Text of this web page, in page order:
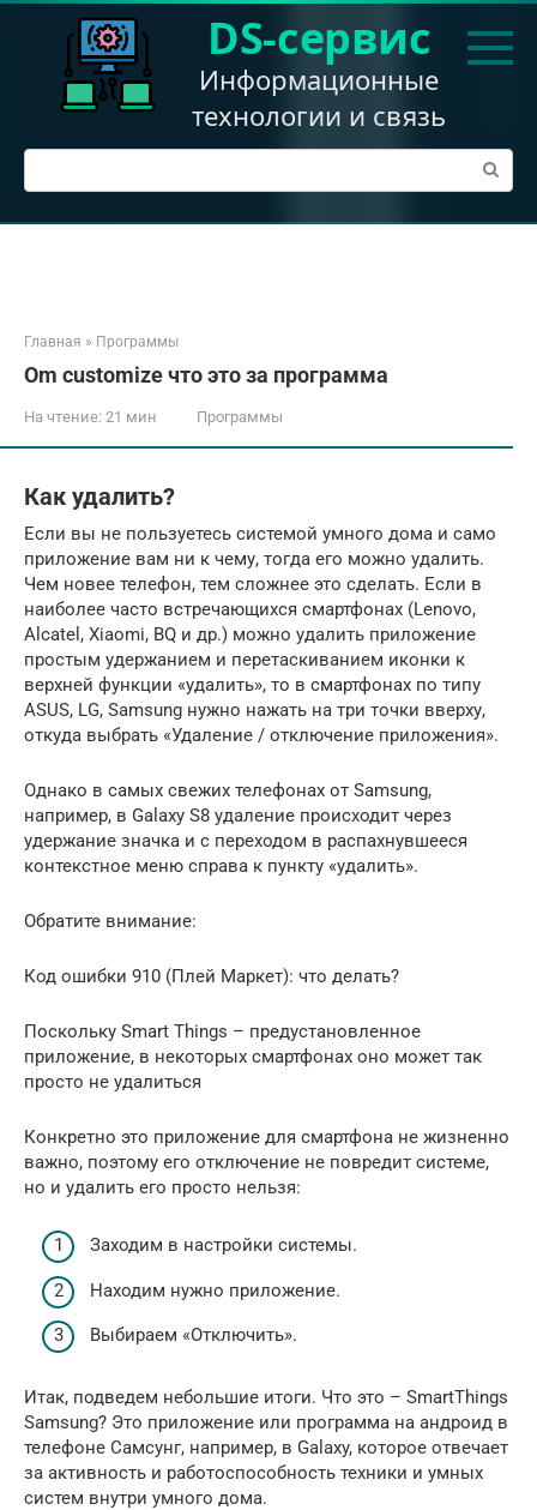
Перейти
DS-сервис
Информационные
технологии и связь
Поиск:
Главная » Программы
Om customize что это за программа
На чтение: 21 мин Программы
Как удалить?
Если вы не пользуетесь системой умного дома и само
приложение вам ни к чему, тогда его можно удалить.
Чем новее телефон, тем сложнее это сделать. Если в
наиболее часто встречающихся смартфонах (Lenovo,
Alcatel, Xiaomi, BQ и др.) можно удалить приложение
простым удержанием и перетаскиванием иконки к
верхней функции «удалить», то в смартфонах по типу
ASUS, LG, Samsung нужно нажать на три точки вверху,
откуда выбрать «Удаление / отключение приложения».
Однако в самых свежих телефонах от Samsung,
например, в Galaxy S8 удаление происходит через
удержание значка и с переходом в распахнувшееся
контекстное меню справа к пункту «удалить».
Обратите внимание:
Код ошибки 910 (Плей Маркет): что делать?
Поскольку Smart Things – предустановленное
приложение, в некоторых смартфонах оно может так
просто не удалиться
Конкретно это приложение для смартфона не жизненно
важно, поэтому его отключение не повредит системе,
но и удалить его просто нельзя:
Заходим в настройки системы.
Находим нужно приложение.
Выбираем «Отключить».
Итак, подведем небольшие итоги. Что это – SmartThings
Samsung? Это приложение или программа на андроид в
телефоне Самсунг, например, в Galaxy, которое отвечает
за активность и работоспособность техники и умных
систем внутри умного дома.